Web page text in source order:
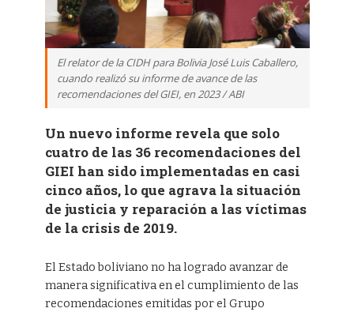
El relator de la CIDH para Bolivia José Luis Caballero,
cuando realizó su informe de avance de las
recomendaciones del GIEI, en 2023 / ABI
Un nuevo informe revela que solo
cuatro de las 36 recomendaciones del
GIEI han sido implementadas en casi
cinco años, lo que agrava la situación
de justicia y reparación a las víctimas
de la crisis de 2019.
El Estado boliviano no ha logrado avanzar de
manera significativa en el cumplimiento de las
recomendaciones emitidas por el Grupo